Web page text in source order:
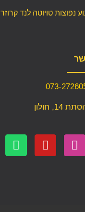
נפוצות טויוטה לנד קרוזר
חולון